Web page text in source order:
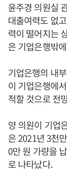
윤주경 의원실
대출여력도 없
력이 떨어지는
은 기업은행밖
기업은행의 내
이 기업은행에
적할 것으로 전
양 의원이 기업
은 2021년 3천
0만 원 가량을
로 나타났다.